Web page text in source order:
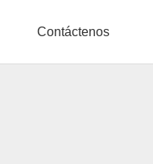
Contáctenos